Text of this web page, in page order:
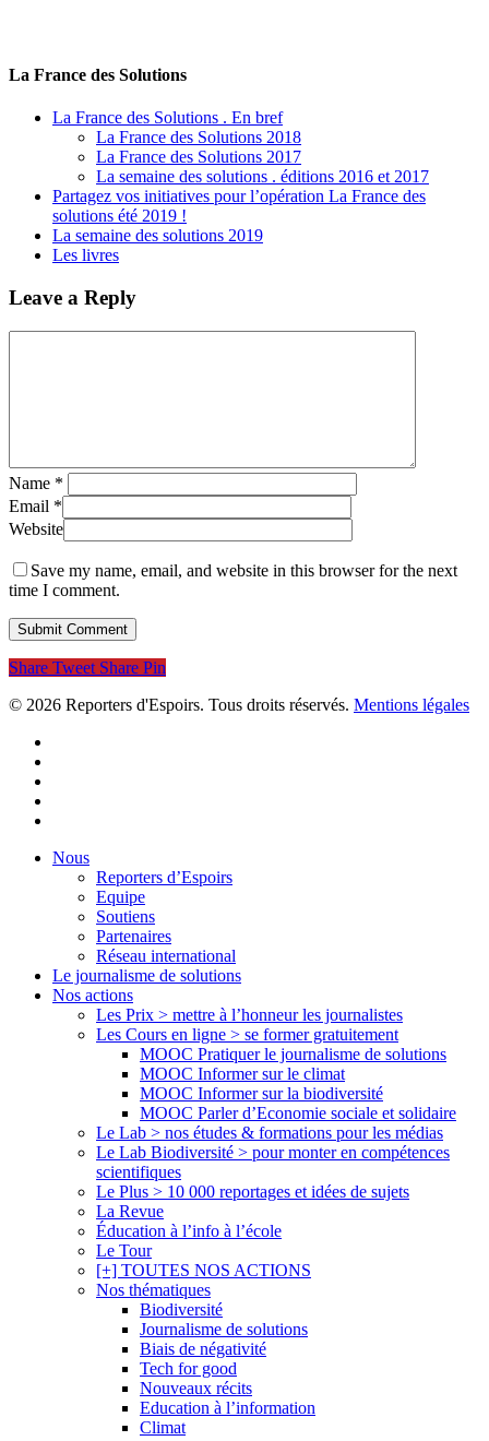
La France des Solutions
La France des Solutions . En bref
La France des Solutions 2018
La France des Solutions 2017
La semaine des solutions . éditions 2016 et 2017
Partagez vos initiatives pour l’opération La France des
solutions été 2019 !
La semaine des solutions 2019
Les livres
Leave a Reply
Name *
Email *
Website
Save my name, email, and website in this browser for the next
time I comment.
Share Tweet Share Pin
© 2026 Reporters d'Espoirs. Tous droits réservés. Mentions légales
Close
Nous
Reporters d’Espoirs
Equipe
Soutiens
Partenaires
Réseau international
Le journalisme de solutions
Nos actions
Les Prix > mettre à l’honneur les journalistes
Les Cours en ligne > se former gratuitement
MOOC Pratiquer le journalisme de solutions
MOOC Informer sur le climat
MOOC Informer sur la biodiversité
MOOC Parler d’Economie sociale et solidaire
Le Lab > nos études & formations pour les médias
Le Lab Biodiversité > pour monter en compétences
scientifiques
Le Plus > 10 000 reportages et idées de sujets
La Revue
Éducation à l’info à l’école
Le Tour
[+] TOUTES NOS ACTIONS
Nos thématiques
Biodiversité
Journalisme de solutions
Biais de négativité
Tech for good
Nouveaux récits
Education à l’information
Climat